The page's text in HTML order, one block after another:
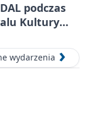
podczas
Kultury
wydarzenia